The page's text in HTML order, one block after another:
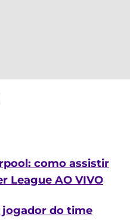
como assistir
League AO VIVO
jogador do time